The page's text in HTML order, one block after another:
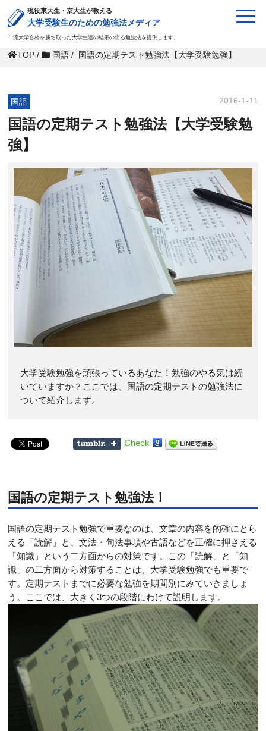
現役東大生・京大生が教える
大学受験生のための勉強法メディア
一流大学合格を勝ち取った大学生達の結果の出る勉強法を提供します。
TOP / 国語 / 国語の定期テスト勉強法【大学受験勉強】
国語 2016-1-11
国語の定期テスト勉強法【大学受験勉
強】
大学受験勉強を頑張っているあなた！勉強のやる気は続
いていますか？ここでは、国語の定期テストの勉強法に
ついて紹介します。
Check
国語の定期テスト勉強法！
国語の定期テスト勉強で重要なのは、文章の内容を的確にとら
える「読解」と、文法・句法事項や古語などを正確に押さえる
「知識」という二方面からの対策です。この「読解」と「知
識」の二方面から対策することは、大学受験勉強でも重要で
す。定期テストまでに必要な勉強を期間別にみていきましょ
う。ここでは、大きく3つの段階にわけて説明します。